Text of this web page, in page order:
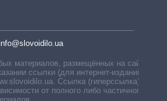
материалов, размещённых на сайте,
ссылки (для интернет-изданий —
Ссылка (гиперссылка)
от полного либо частичного